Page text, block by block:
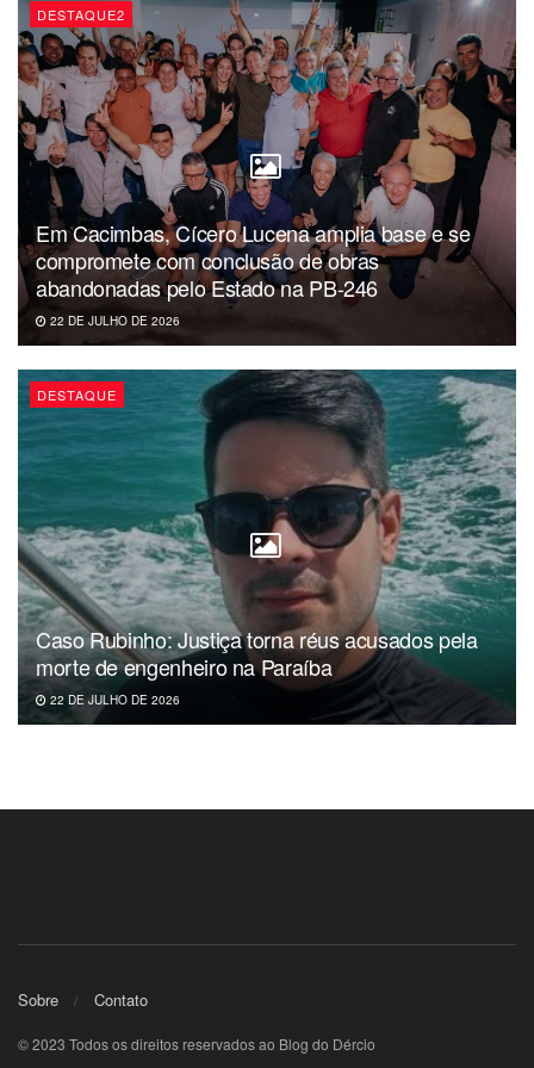
Confira abaixo depoimento do policial lamentando a
situação da UPA do bairro Dinamérica:
DESTAQUE2
Em Cacimbas, Cícero Lucena amplia base e se
compromete com conclusão de obras
abandonadas pelo Estado na PB-246
22 DE JULHO DE 2026
DESTAQUE
Caso Rubinho: Justiça torna réus acusados pela
morte de engenheiro na Paraíba
22 DE JULHO DE 2026
Sobre Contato
© 2023 Todos os direitos reservados ao Blog do Dércio